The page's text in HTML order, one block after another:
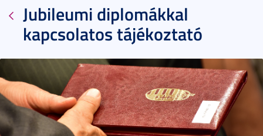
Jubileumi diplomákkal
kapcsolatos tájékoztató